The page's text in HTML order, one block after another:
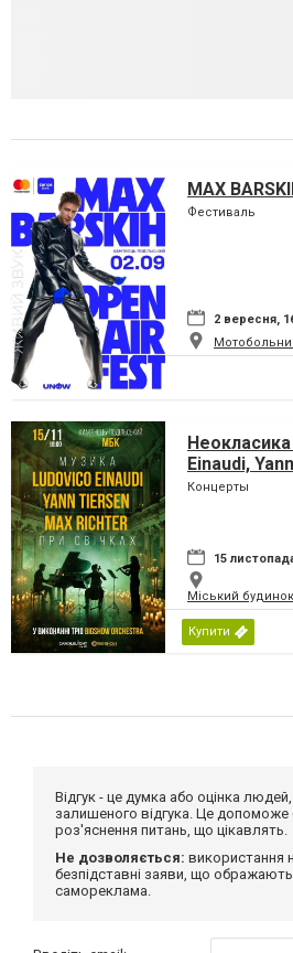
MAX
Фестиваль
2 вересня,
Einaudi,
Концерты
15
Міський
Купити
Відгук - це думка або оцінка
залишеного відгука. Це допоможе
роз'яснення питань, що цікавлять.
Не дозволяється: використання
безпідставні заяви, що ображають
самореклама.